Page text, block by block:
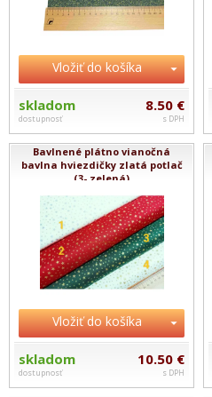
Vložiť do košíka
skladom
dostupnosť
8.50 €
s DPH
Bavlnené plátno vianočná
bavlna hviezdičky zlatá potlač
(3- zelená)
Vložiť do košíka
skladom
dostupnosť
10.50 €
s DPH